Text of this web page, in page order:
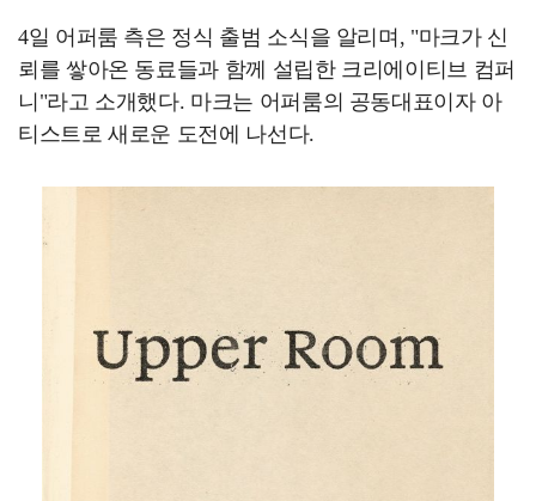
4일 어퍼룸 측은 정식 출범 소식을 알리며, "마크가 신
뢰를 쌓아온 동료들과 함께 설립한 크리에이티브 컴퍼
니"라고 소개했다. 마크는 어퍼룸의 공동대표이자 아
티스트로 새로운 도전에 나선다.